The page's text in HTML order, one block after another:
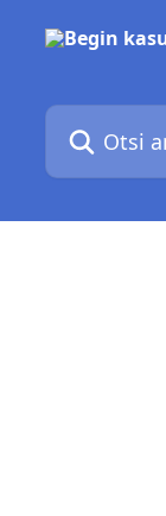
Otsi artikleid ...